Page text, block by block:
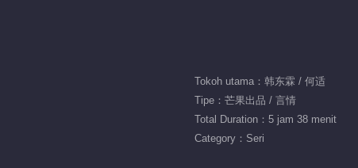
Tokoh utama：韩东霖 / 何适
Tipe：芒果出品 / 言情
Total Duration：5 jam 38 menit
Category：Seri